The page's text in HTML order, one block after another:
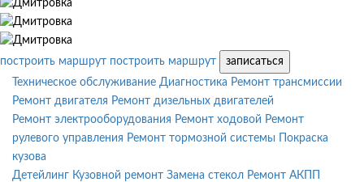
построить маршрут построить маршрут
записаться
Техническое обслуживание Диагностика Ремонт трансмиссии
Ремонт двигателя Ремонт дизельных двигателей
Ремонт электрооборудования Ремонт ходовой Ремонт
рулевого управления Ремонт тормозной системы
Покраска
кузова
Детейлинг Кузовной ремонт Замена стекол Ремонт АКПП